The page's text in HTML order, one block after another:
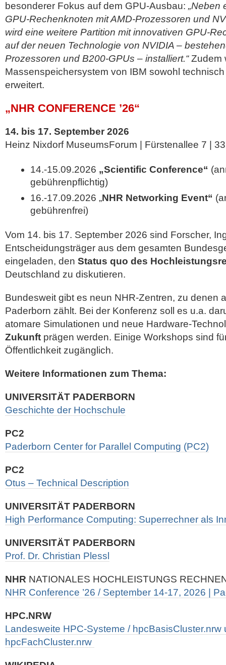
besonderer Fokus auf dem GPU-Ausbau: „Neben
GPU-Rechenknoten mit AMD-Prozessoren und
wird eine weitere Partition mit innovativen GPU-
auf der neuen Technologie von NVIDIA –
Prozessoren und B200-GPUs – installiert.“Zudem
Massenspeichersystem von IBM sowohl
erweitert.
„NHR CONFERENCE ’26“
14. bis 17. September 2026
Heinz Nixdorf MuseumsForum | Fürstenallee 7 |
14.-15.09.2026 „Scientific Conference“
gebührenpflichtig)
16.-17.09.2026 „NHR Networking Event“
gebührenfrei)
Vom 14. bis 17. September 2026 sind Forscher,
Entscheidungsträger aus dem gesamten
eingeladen, den Status quo des
Deutschland zu diskutieren.
Bundesweit gibt es neun NHR-Zentren, zu denen
Paderborn zählt. Bei der Konferenz soll es u.a.
atomare Simulationen und neue Hardware-
Zukunft prägen werden. Einige Workshops sind
Öffentlichkeit zugänglich.
Weitere Informationen zum Thema:
UNIVERSITÄT PADERBORN
Ge­schich­te der Hoch­schu­le
PC2
Paderborn Center for Parallel Computing (PC2)
PC2
Otus – Tech­ni­cal De­s­crip­ti­on
UNIVERSITÄT PADERBORN
High Per­for­mance Com­pu­ting: Super­rech­ner als
UNIVERSITÄT PADERBORN
Prof. Dr. Christian Plessl
NHR NATIONALES HOCHLEISTUNGS
NHR Conference ’26 / September 14-17, 2026 |
HPC.NRW
Landesweite HPC-Systeme / hpcBasisCluster.nrw
hpcFachCluster.nrw